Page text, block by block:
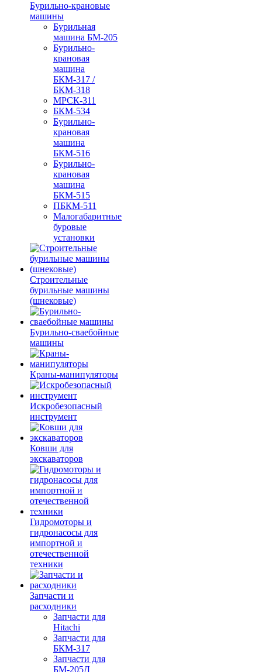
Бурильно-крановые
машины
Бурильная
машина БМ-205
Бурильно-
крановая
машина
БКМ-317 /
БКМ-318
МРСК-311
БКМ-534
Бурильно-
крановая
машина
БКМ-516
Бурильно-
крановая
машина
БКМ-515
ПБКМ-511
Малогабаритные
буровые
установки
Строительные
бурильные машины
(шнековые)
Бурильно-сваебойные
машины
Краны-манипуляторы
Искробезопасный
инструмент
Ковши для
экскаваторов
Гидромоторы и
гидронасосы для
импортной и
отечественной
техники
Запчасти и
расходники
Запчасти для
Hitachi
Запчасти для
БКМ-317
Запчасти для
БМ-205Д